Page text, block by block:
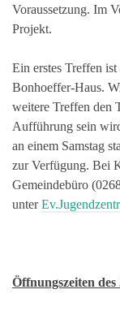
Voraussetzung. Im
Projekt.
Ein erstes Treffen ist
Bonhoeffer-Haus.
weitere Treffen den
Aufführung sein
an einem Samstag
zur Verfügung. Bei
Gemeindebüro
unter
Öffnungszeiten